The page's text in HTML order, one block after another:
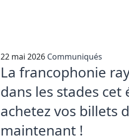
22 mai 2026 Communiqués
La francophonie
dans les stades cet
achetez vos billets
maintenant !